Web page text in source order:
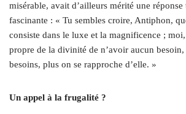
misérable, avait d’ailleurs mérité une
fascinante : « Tu sembles croire, Antiphon,
consiste dans le luxe et la magnificence ; moi,
propre de la divinité de n’avoir aucun
besoins, plus on se rapproche d’elle. »
Un appel à la frugalité ?